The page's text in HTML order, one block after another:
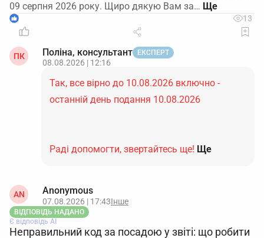
09 серпня 2026 року. Щиро дякую Вам за…
1 13
ПК Поліна, консультант ЕКСПЕРТ
08.08.2026 | 12:16
Так, все вірно до 10.08.2026 включно -
останній день подання 10.08.2026
Раді допомогти, звертайтесь ще! Ще
AN Anonymous
07.08.2026 | 17:43Інше
ВІДПОВІДЬ НАДАНО
Є відповідь АІ
Неправильний код за посадою у звіті: що робити